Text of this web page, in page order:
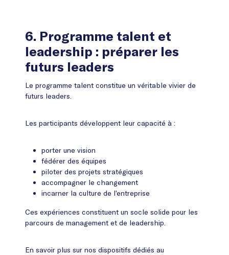
6. Programme talent et
leadership : préparer les
futurs leaders
Le programme talent constitue un véritable vivier de
futurs leaders.
Les participants développent leur capacité à :
porter une vision
fédérer des équipes
piloter des projets stratégiques
accompagner le changement
incarner la culture de l’entreprise
Ces expériences constituent un socle solide pour les
parcours de management et de leadership.
En savoir plus sur nos dispositifs dédiés au